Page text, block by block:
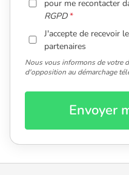
pour me recontacter
RGPD
J'accepte de recevoir
partenaires
Nous vous informons de votre
d'opposition au démarchage
Envoyer